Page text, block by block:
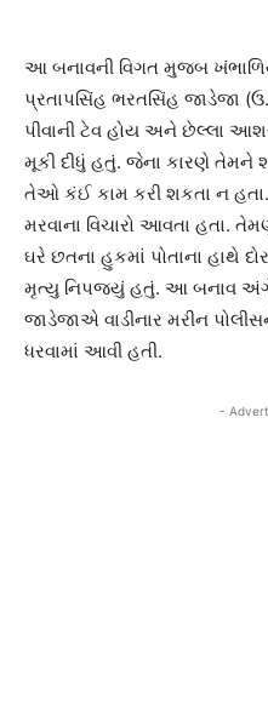
આ બનાવની વિગત મુજબ
પ્રતાપસિંહ ભરતસિંહ જાડેજા
પીવાની ટેવ હોય અને છેલ્લા
મૂકી દીધું હતું. જેના કારણે તેમને
તેઓ કંઈ કામ કરી શકતા ન
મરવાના વિચારો આવતા હતા.
ઘરે છતના હુકમાં પોતાના હાથે
મૃત્યુ નિપજ્યું હતું. આ બનાવ
જાડેજાએ વાડીનાર મરીન
ધરવામાં આવી હતી.
-